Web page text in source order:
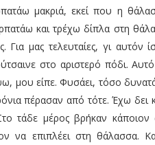
μακριά, εκεί που η
και τρέχω δίπλα στη
Για μας τελευταίες, γι
στο αριστερό πόδι.
μου είπε. Φυσάει, τόσο
πέρασαν από τότε. Έχω δει
τάδε μέρος βρήκαν
να επιπλέει στη θάλασσα.